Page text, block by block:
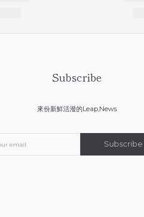
Subscribe
來份新鮮活潑的Leap,News
Subscribe